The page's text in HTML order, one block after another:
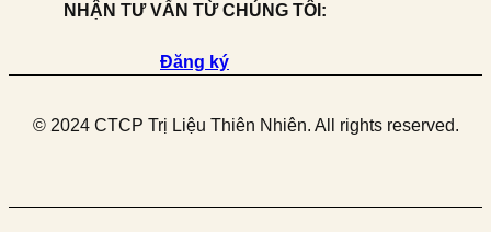
NHẬN TƯ VẤN TỪ CHÚNG TÔI:
Đăng ký
© 2024 CTCP Trị Liệu Thiên Nhiên. All rights reserved.